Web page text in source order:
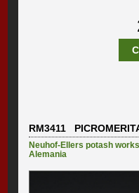
RM3411
Neuhof-Ellers potash
Alemania